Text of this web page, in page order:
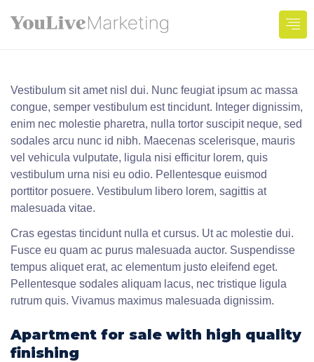
NORTH SUNRISE
Vestibulum sit amet nisl dui. Nunc feugiat ipsum ac massa
congue, semper vestibulum est tincidunt. Integer dignissim,
enim nec molestie pharetra, nulla tortor suscipit neque, sed
sodales arcu nunc id nibh. Maecenas scelerisque, mauris
vel vehicula vulputate, ligula nisi efficitur lorem, quis
vestibulum urna nisi eu odio. Pellentesque euismod
porttitor posuere. Vestibulum libero lorem, sagittis at
malesuada vitae.
Cras egestas tincidunt nulla et cursus. Ut ac molestie dui.
Fusce eu quam ac purus malesuada auctor. Suspendisse
tempus aliquet erat, ac elementum justo eleifend eget.
Pellentesque sodales aliquam lacus, nec tristique ligula
rutrum quis. Vivamus maximus malesuada dignissim.
Apartment for sale with high quality
finishing